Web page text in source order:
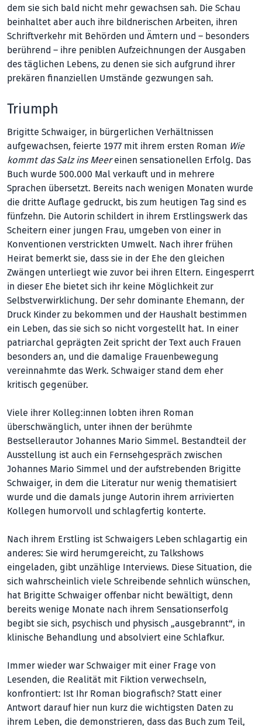
dem sie sich bald nicht mehr gewachsen sah. Die Schau
beinhaltet aber auch ihre bildnerischen Arbeiten, ihren
Schriftverkehr mit Behörden und Ämtern und – besonders
berührend – ihre peniblen Aufzeichnungen der Ausgaben
des täglichen Lebens, zu denen sie sich aufgrund ihrer
prekären finanziellen Umstände gezwungen sah.
Triumph
Brigitte Schwaiger, in bürgerlichen Verhält­nissen
aufgewachsen, feierte 1977 mit ihrem ersten Roman Wie
kommt das Salz ins Meereinen sensationellen Erfolg. Das
Buch wurde 500.000 Mal verkauft und in mehrere
Sprachen übersetzt. Bereits nach wenigen Monaten wurde
die dritte Auflage gedruckt, bis zum heutigen Tag sind es
fünfzehn. Die Autorin schildert in ihrem Erstlingswerk das
Scheitern einer jungen Frau, umgeben von einer in
Konventionen verstrickten Umwelt. Nach ihrer frühen
Heirat bemerkt sie, dass sie in der Ehe den gleichen
Zwängen unterliegt wie zuvor bei ihren Eltern. Eingesperrt
in dieser Ehe bietet sich ihr keine Möglichkeit zur
Selbstverwirklichung. Der sehr dominante Ehemann, der
Druck Kinder zu bekommen und der Haushalt bestimmen
ein Leben, das sie sich so nicht vorgestellt hat. In einer
patriarchal geprägten Zeit spricht der Text auch Frauen
besonders an, und die damalige Frauenbewegung
vereinnahmte das Werk. Schwaiger stand dem eher
kritisch gegenüber.
Viele ihrer Kolleg:innen lobten ihren Roman
überschwänglich, unter ihnen der berühmte
Bestsellerautor Johannes Mario Sim­mel. Bestandteil der
Ausstellung ist auch ein Fernsehgespräch zwischen
Johannes Ma­rio Simmel und der aufstrebenden Brigitte
Schwaiger, in dem die Literatur nur wenig thematisiert
wurde und die damals junge Autorin ihrem arrivierten
Kollegen humorvoll und schlagfertig konterte.
Nach ihrem Erstling ist Schwaigers Leben schlagartig ein
anderes: Sie wird herumgereicht, zu Talkshows
eingeladen, gibt unzählige Interviews. Diese Situation, die
sich wahrscheinlich viele Schreibende sehnlich wünschen,
hat Brigitte Schwaiger offenbar nicht bewältigt, denn
bereits wenige Monate nach ihrem Sensationserfolg
begibt sie sich, psychisch und physisch „ausgebrannt“, in
klinische Behandlung und absolviert eine Schlafkur.
Immer wieder war Schwaiger mit einer Fra­ge von
Lesenden, die Realität mit Fiktion verwechseln,
konfrontiert: Ist Ihr Roman biografisch? Statt einer
Antwort darauf hier nun kurz die wichtigsten Daten zu
ihrem Leben, die demonstrieren, dass das Buch zum Teil,